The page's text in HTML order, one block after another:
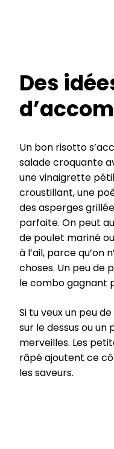
Des
Un bon risotto
salade croquante
une vinaigrette
croustillant, une
des asperges
parfaite. On peut
de poulet mariné
à l’ail, parce qu’on
choses. Un peu de
le combo gagnant
Si tu veux un peu
sur le dessus ou un
merveilles. Les
râpé ajoutent ce
les saveurs.